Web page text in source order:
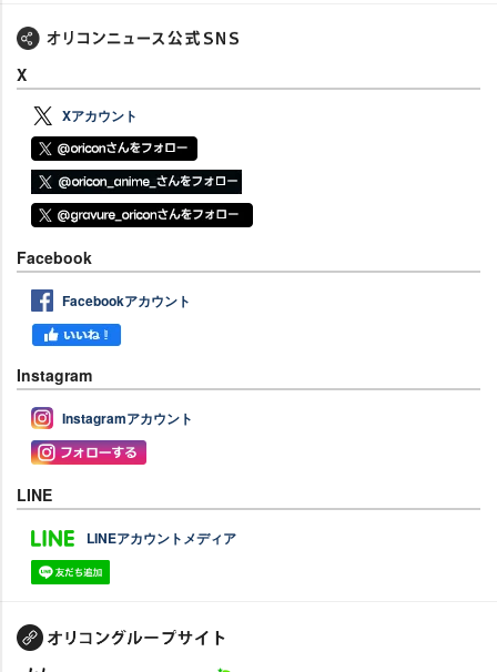
X
Xアカウント
Facebook
Facebookアカウント
Instagram
Instagramアカウント
LINE
LINEアカウントメディア